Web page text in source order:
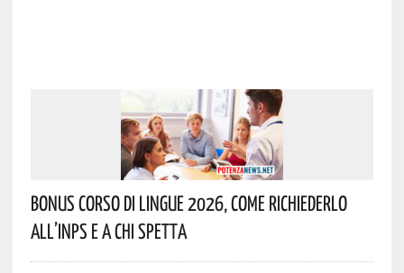
Bonus Corso Di Lingue 2026, Come Richiederlo
All’INPS E A Chi Spetta